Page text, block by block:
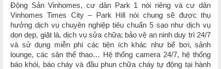
Động Sản Vinhomes, cư dân Park 1 nói riêng và cư dân
Vinhomes Times City – Park Hill nói chung sẽ được thụ
hưởng dịch vụ chuyên nghiệp tiêu chuẩn 5 sao như dịch vụ
dọn dẹp, giặt là, dịch vụ sửa chữa; bảo vệ an ninh duy trì 24/7
và sử dụng miễn phí các tiện ích khác như bể bơi, sảnh
lounge, các sân thể thao… Hệ thống camera 24/7, hệ thống
báo khói, báo cháy và đầu phun chữa cháy tự động tại hành